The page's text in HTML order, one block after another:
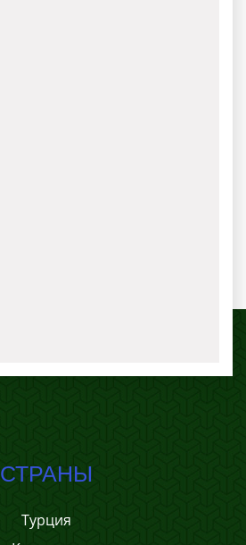
СТРАНЫ
Турция